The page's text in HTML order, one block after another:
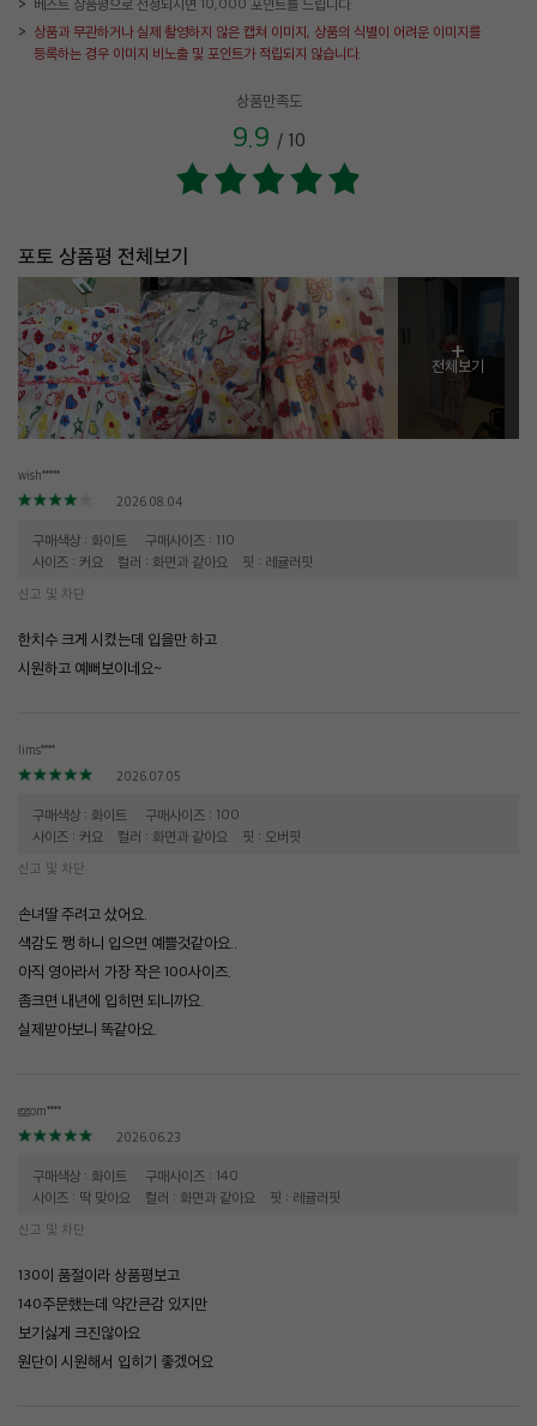
베스트 상품평으로 선정되시면 10,000 포인트를 드립니다.
상품과 무관하거나 실제 촬영하지 않은 캡쳐 이미지, 상품의 식별이 어려운 이미지를
등록하는 경우 이미지 비노출 및 포인트가 적립되지 않습니다.
상품만족도
9.9 / 10
포토 상품평 전체보기
+
전체보기
wish*****
2026.08.04
구매색상 : 화이트
구매사이즈 : 110
사이즈 : 커요
컬러 : 화면과 같아요 핏 : 레귤러핏
신고 및 차단
한치수 크게 시켰는데 입을만 하고
시원하고 예뻐보이네요~
lims****
2026.07.05
구매색상 : 화이트
구매사이즈 : 100
사이즈 : 커요
컬러 : 화면과 같아요 핏 : 오버핏
신고 및 차단
손녀딸 주려고 샀어요.
색감도 쨍 하니 입으면 예쁠것같아요..
아직 영아라서 가장 작은 100사이즈.
좀크면 내년에 입히면 되니까요.
실제받아보니 똑같아요.
ggom****
2026.06.23
구매색상 : 화이트
구매사이즈 : 140
사이즈 : 딱 맞아요
컬러 : 화면과 같아요 핏 : 레귤러핏
신고 및 차단
130이 품절이라 상품평보고
140주문했는데 약간큰감 있지만
보기싫게 크진않아요
원단이 시원해서 입히기 좋겠어요